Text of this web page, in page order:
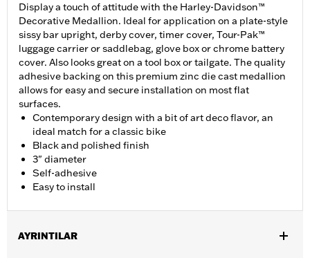
Display a touch of attitude with the Harley-Davidson™
Decorative Medallion. Ideal for application on a plate-style
sissy bar upright, derby cover, timer cover, Tour-Pak™
luggage carrier or saddlebag, glove box or chrome battery
cover. Also looks great on a tool box or tailgate. The quality
adhesive backing on this premium zinc die cast medallion
allows for easy and secure installation on most flat
surfaces.
Contemporary design with a bit of art deco flavor, an
ideal match for a classic bike
Black and polished finish
3" diameter
Self-adhesive
Easy to install
AYRINTILAR